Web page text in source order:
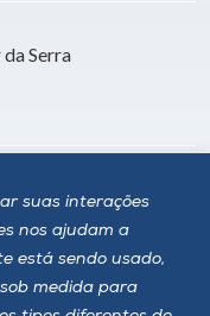
suas interações
nos ajudam a
está sendo usado,
medida para
Serra